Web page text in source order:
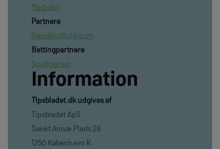
Mediekit
Partnere
Danskfodbold.com
Bettingpartnere
SpilXperten
Information
TIpsbladet.dk udgives af
Tipsbladet ApS
Sankt Annæ Plads 28
1250 København K